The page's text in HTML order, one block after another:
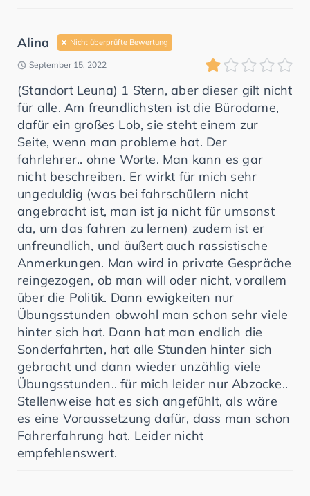
Alina Nicht überprüfte Bewertung
September 15, 2022
(Standort Leuna) 1 Stern, aber dieser gilt nicht
für alle. Am freundlichsten ist die Bürodame,
dafür ein großes Lob, sie steht einem zur
Seite, wenn man probleme hat. Der
fahrlehrer.. ohne Worte. Man kann es gar
nicht beschreiben. Er wirkt für mich sehr
ungeduldig (was bei fahrschülern nicht
angebracht ist, man ist ja nicht für umsonst
da, um das fahren zu lernen) zudem ist er
unfreundlich, und äußert auch rassistische
Anmerkungen. Man wird in private Gespräche
reingezogen, ob man will oder nicht, vorallem
über die Politik. Dann ewigkeiten nur
Übungsstunden obwohl man schon sehr viele
hinter sich hat. Dann hat man endlich die
Sonderfahrten, hat alle Stunden hinter sich
gebracht und dann wieder unzählig viele
Übungsstunden.. für mich leider nur Abzocke..
Stellenweise hat es sich angefühlt, als wäre
es eine Voraussetzung dafür, dass man schon
Fahrerfahrung hat. Leider nicht
empfehlenswert.